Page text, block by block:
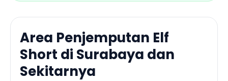
Area Penjemputan Elf
Short di Surabaya dan
Sekitarnya